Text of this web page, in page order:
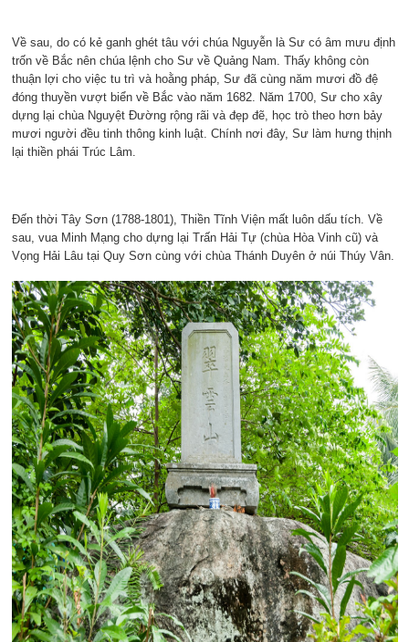
Về sau, do có kẻ ganh ghét tâu với chúa Nguyễn là Sư có âm mưu định
trốn về Bắc nên chúa lệnh cho Sư về Quảng Nam. Thấy không còn
thuận lợi cho việc tu trì và hoằng pháp, Sư đã cùng năm mươi đồ đệ
đóng thuyền vượt biển về Bắc vào năm 1682. Năm 1700, Sư cho xây
dựng lại chùa Nguyệt Đường rộng rãi và đẹp đẽ, học trò theo hơn bảy
mươi người đều tinh thông kinh luật. Chính nơi đây, Sư làm hưng thịnh
lại thiền phái Trúc Lâm.
Đến thời Tây Sơn (1788-1801), Thiền Tĩnh Viện mất luôn dấu tích. Về
sau, vua Minh Mạng cho dựng lại Trấn Hải Tự (chùa Hòa Vinh cũ) và
Vọng Hải Lâu tại Quy Sơn cùng với chùa Thánh Duyên ở núi Thúy Vân.